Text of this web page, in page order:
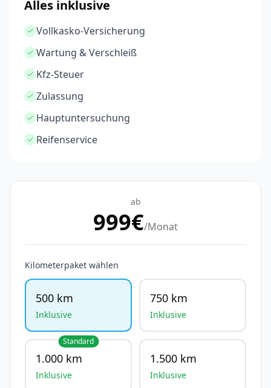
Alles inklusive
Vollkasko-Versicherung
Wartung & Verschleiß
Kfz-Steuer
Zulassung
Hauptuntersuchung
Reifenservice
ab
999€/Monat
Kilometerpaket wählen
500 km
Inklusive
750 km
Inklusive
Standard
1.000 km
Inklusive
1.500 km
Inklusive